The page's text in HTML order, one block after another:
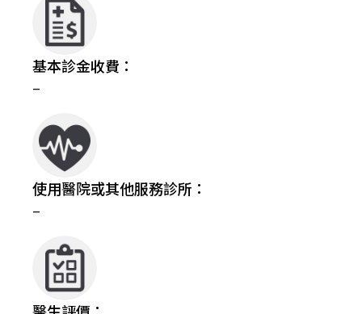
基本診金收費：
–
使用醫院或其他服務診所：
–